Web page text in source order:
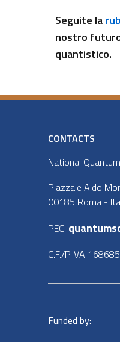
Seguite la
nostro
quantistico.
CONTACTS
National
Piazzale Aldo
00185 Roma -
PEC:
C.F./P.IVA
Funded by: